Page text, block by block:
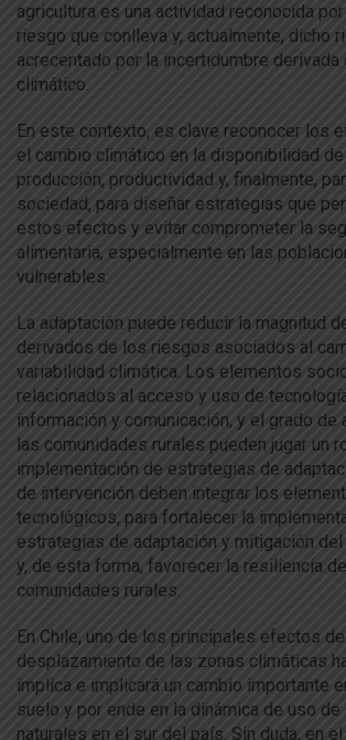
agricultura es una actividad reconocida
riesgo que conlleva y, actualmente, dicho
acrecentado por la incertidumbre derivada
climático.
En este contexto, es clave reconocer los
el cambio climático en la disponibilidad
producción, productividad y, finalmente,
sociedad, para diseñar estrategias que
estos efectos y evitar comprometer la
alimentaria, especialmente en las
vulnerables.
La adaptación puede reducir la magnitud
derivados de los riesgos asociados al
variabilidad climática. Los elementos
relacionados al acceso y uso de
información y comunicación, y el grado de
las comunidades rurales pueden jugar un
implementación de estrategias de
de intervención deben integrar los
tecnológicos, para fortalecer la
estrategias de adaptación y mitigación
y, de esta forma, favorecer la resiliencia
comunidades rurales.
En Chile, uno de los principales efectos
desplazamiento de las zonas climáticas
implica e implicará un cambio importante
suelo y por ende en la dinámica de uso
naturales en el sur del país. Sin duda, en